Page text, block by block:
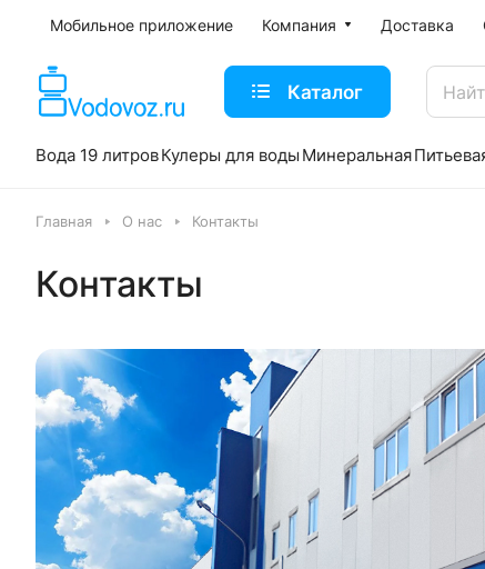
Мобильное приложение Компания Доставка
Каталог
Вода 19 литровКулеры для воды Минеральная
Главная О нас Контакты
Контакты